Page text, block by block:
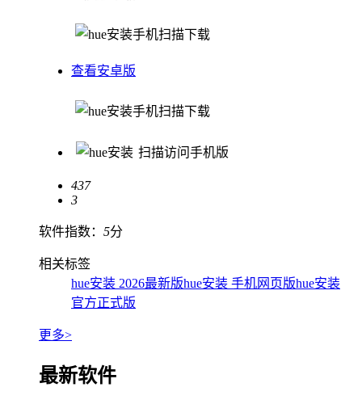
手机扫描下载
查看安卓版
手机扫描下载
扫描访问手机版
437
3
软件指数： 5分
相关标签
hue安装 2026最新版hue安装 手机网页版hue安装
官方正式版
更多>
最新软件